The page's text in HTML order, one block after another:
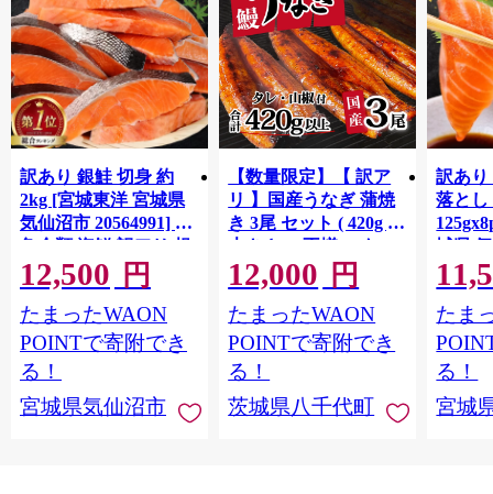
訳あり 銀鮭 切身 約
2kg [宮城東洋 宮城県
気仙沼市 20564991] 鮭
魚介類 海鮮 訳アリ 規
格外 不揃い さけ サケ
鮭切身 シャケ 切り身
冷凍 家庭用 おかず 弁
当 支援 サーモン 銀鮭
切り身 魚 わけあり
12,500 円
たまったWAON
POINTで寄附でき
る！
宮城県気仙沼市
【数量限定】【 訳ア
リ 】国産うなぎ 蒲焼
き 3尾 セット ( 420g )
大きさ の不揃い タ
レ・山椒付き ウナギ
鰻 ふぞろい 不揃い う
な重 ひつまぶし 人気
茨城 八千代町 ふるさ
と納税 冷凍 [SF951ya]
12,000 円
たまったWAON
POINTで寄附でき
る！
茨城県八千代町
訳あり
落とし
城県
お刺し
生 生
鮭 銀
介
たま
る！
宮城